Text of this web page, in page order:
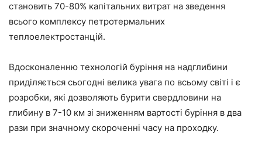
становить 70-80% капітальних витрат на зведення
всього комплексу петротермальних
теплоелектростанцій.
Вдосконаленню технологій буріння на надглибини
приділяється сьогодні велика увага по всьому світі і є
розробки, які дозволяють бурити свердловини на
глибину в 7-10 км зі зниженням вартості буріння в два
рази при значному скороченні часу на проходку.